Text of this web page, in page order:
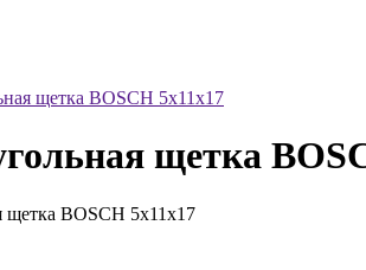
щетка BOSCH 5х11х17
щетка